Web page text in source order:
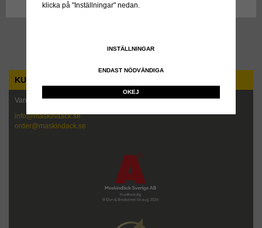
Till Kassan
KUNDTJÄNST
Varmt välkommen att kontakta oss!
info@maskindack.se
order@maskindack.se
klicka på "Inställningar" nedan.
INSTÄLLNINGAR
ENDAST NÖDVÄNDIGA
OKEJ